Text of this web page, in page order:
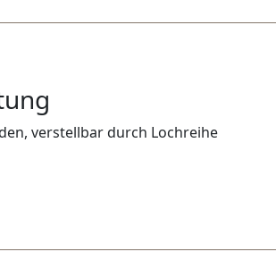
verstellbar durch Lochreihe